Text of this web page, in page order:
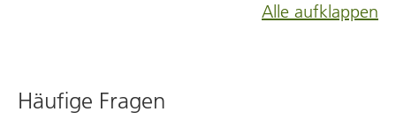
Alle aufklappen
Häufige Fragen